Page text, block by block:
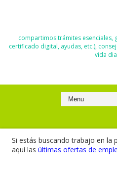
compartimos trámites esenciales,
certificado digital, ayudas, etc.),
vida
Si estás buscando trabajo en la
aquí las últimas ofertas de